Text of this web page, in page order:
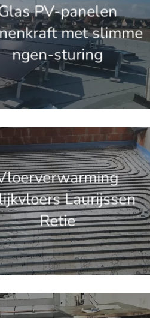
PV-panelen
met slimme
ngen-sturing
Laurijssen
Retie